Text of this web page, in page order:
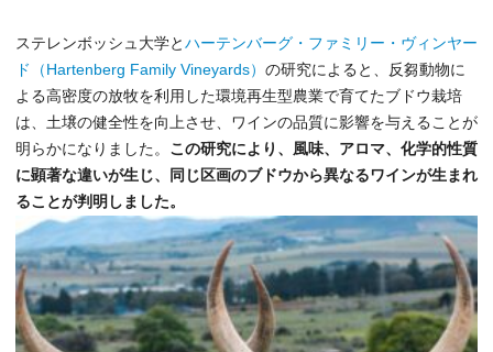
ステレンボッシュ大学と ハーテンバーグ・ファミリー・ヴィンヤー
ド（Hartenberg Family Vineyards） の研究によると、反芻動物に
よる高密度の放牧を利用した環境再生型農業で育てたブドウ栽培
は、土壌の健全性を向上させ、ワインの品質に影響を与えることが
明らかになりました。 この研究により、風味、アロマ、化学的性質
に顕著な違いが生じ、同じ区画のブドウから異なるワインが生まれ
ることが判明しました。